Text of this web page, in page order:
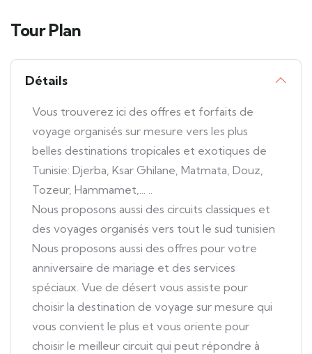
Tour Plan
Détails
Vous trouverez ici des offres et forfaits de
voyage organisés sur mesure vers les plus
belles destinations tropicales et exotiques de
Tunisie: Djerba, Ksar Ghilane, Matmata, Douz,
Tozeur, Hammamet,... ..
Nous proposons aussi des circuits classiques et
des voyages organisés vers tout le sud tunisien
Nous proposons aussi des offres pour votre
anniversaire de mariage et des services
spéciaux. Vue de désert vous assiste pour
choisir la destination de voyage sur mesure qui
vous convient le plus et vous oriente pour
choisir le meilleur circuit qui peut répondre à